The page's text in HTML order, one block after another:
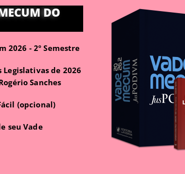
DO
2026 - 2º Semestre
Legislativas de 2026
Sanches
(opcional)
seu Vade